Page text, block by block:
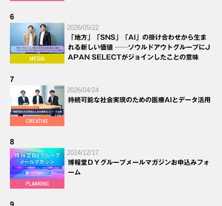
6
2026/05/22
「地方」「SNS」「AI」の掛け合わせから生ま
れる新しい価値 ──ソウルドアウトグループにJ
APAN SELECTがジョインしたことの意味
7
2026/04/24
持続可能な社会実現のための医療AIとデータ活用
8
2024/12/17
博報堂ＤＹグループメールマガジンお申込みフォ
ーム
9